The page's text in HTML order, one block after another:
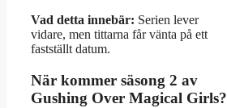
Vad detta innebär: Serien lever
vidare, men tittarna får vänta på ett
fastställt datum.
När kommer säsong 2 av
Gushing Over Magical Girls?